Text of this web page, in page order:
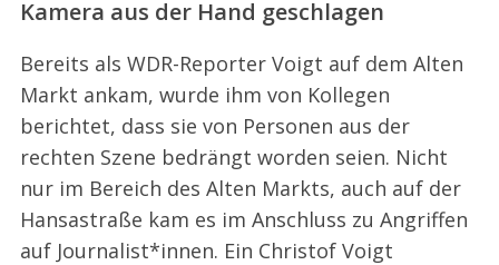
Kamera aus der Hand geschlagen
Bereits als WDR-Reporter Voigt auf dem Alten
Markt ankam, wurde ihm von Kollegen
berichtet, dass sie von Personen aus der
rechten Szene bedrängt worden seien. Nicht
nur im Bereich des Alten Markts, auch auf der
Hansastraße kam es im Anschluss zu Angriffen
auf Journalist*innen. Ein Christof Voigt